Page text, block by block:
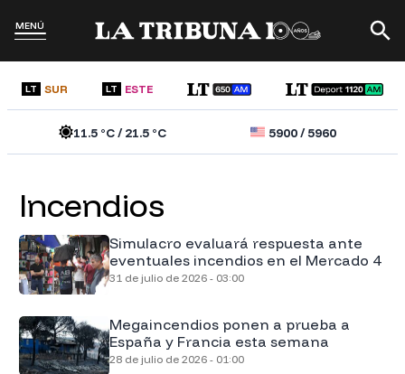
MENÚ
LT SUR LT ESTE
11.5°C /21.5°C 5900/5960
Incendios
Simulacro evaluará respuesta ante
eventuales incendios en el Mercado 4
31 de julio de 2026 - 03:00
Megaincendios ponen a prueba a
España y Francia esta semana
28 de julio de 2026 - 01:00